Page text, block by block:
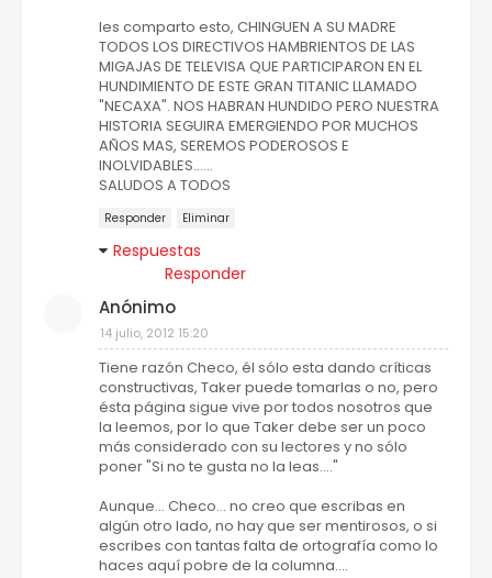
les comparto esto, CHINGUEN A SU MADRE
TODOS LOS DIRECTIVOS HAMBRIENTOS DE LAS
MIGAJAS DE TELEVISA QUE PARTICIPARON EN EL
HUNDIMIENTO DE ESTE GRAN TITANIC LLAMADO
"NECAXA". NOS HABRAN HUNDIDO PERO NUESTRA
HISTORIA SEGUIRA EMERGIENDO POR MUCHOS
AÑOS MAS, SEREMOS PODEROSOS E
INOLVIDABLES......
SALUDOS A TODOS
Responder Eliminar
Respuestas
Responder
Anónimo
14 julio, 2012 15:20
Tiene razón Checo, él sólo esta dando críticas
constructivas, Taker puede tomarlas o no, pero
ésta página sigue vive por todos nosotros que
la leemos, por lo que Taker debe ser un poco
más considerado con su lectores y no sólo
poner "Si no te gusta no la leas...."
Aunque... Checo... no creo que escribas en
algún otro lado, no hay que ser mentirosos, o si
escribes con tantas falta de ortografía como lo
haces aquí pobre de la columna....